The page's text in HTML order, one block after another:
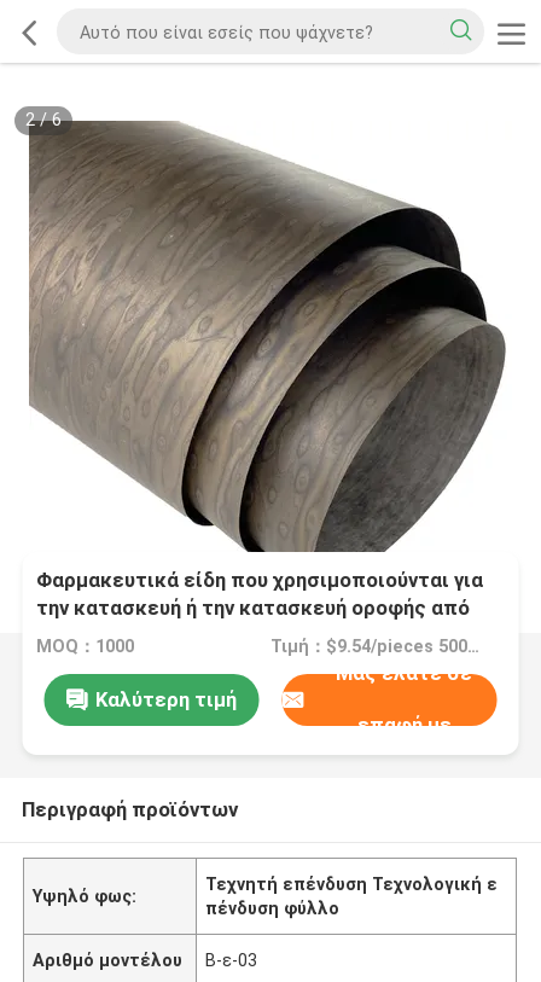
2/6
Φαρμακευτικά είδη που χρησιμοποιούνται για
την κατασκευή ή την κατασκευή οροφής από
ξύλο
MOQ：1000 Τιμή：$9.54/pieces 500-999 pieces
Καλύτερη τιμή
Μας ελάτε σε
επαφή με
Περιγραφή προϊόντων
Υψηλό φως:
Τεχνητή επένδυση Τεχνολογική ε
πένδυση φύλλο
Αριθμό μοντέλου Β-ε-03